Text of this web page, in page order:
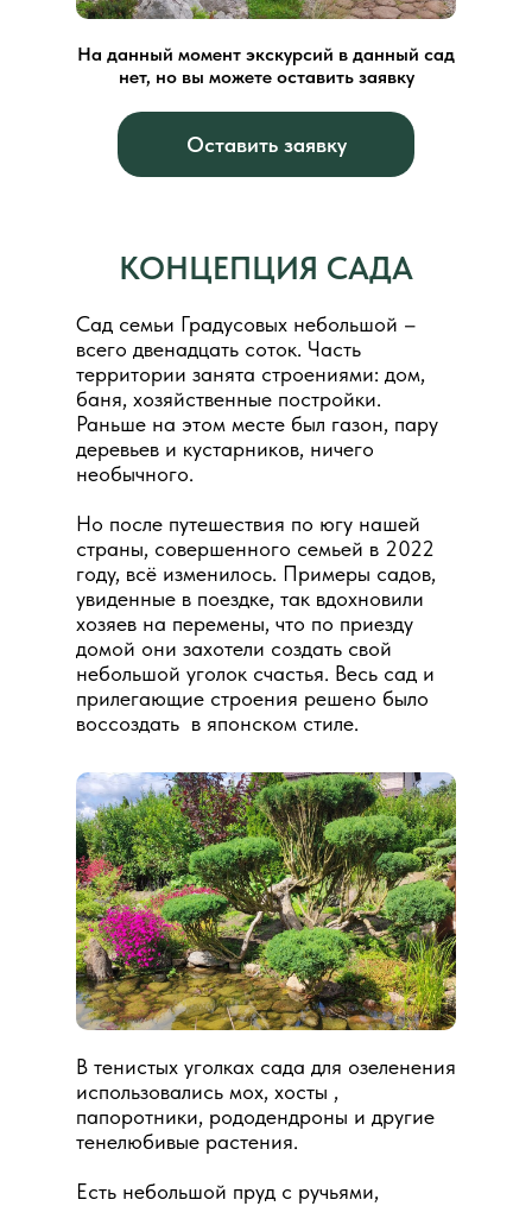
На данный момент экскурсий в данный сад
нет, но вы можете оставить заявку
Оставить заявку
КОНЦЕПЦИЯ САДА
В тенистых уголках сада для озеленения
использовались мох, хосты ,
папоротники, рододендроны и другие
тенелюбивые растения.
Есть небольшой пруд с ручьями,
Сад семьи Градусовых небольшой –
всего двенадцать соток. Часть
территории занята строениями: дом,
баня, хозяйственные постройки.
Раньше на этом месте был газон, пару
деревьев и кустарников, ничего
необычного.
Но после путешествия по югу нашей
страны, совершенного семьей в 2022
году, всё изменилось. Примеры садов,
увиденные в поездке, так вдохновили
хозяев на перемены, что по приезду
домой они захотели создать свой
небольшой уголок счастья. Весь сад и
прилегающие строения решено было
воссоздать в японском стиле.